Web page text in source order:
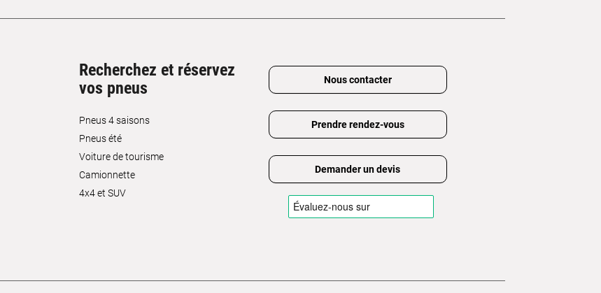
Recherchez et réservez
vos pneus
Pneus 4 saisons
Pneus été
Voiture de tourisme
Camionnette
4x4 et SUV
Nous contacter
Prendre rendez-vous
Demander un devis